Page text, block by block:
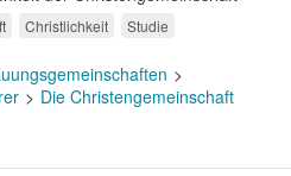
Christlichkeit Studie
Die Christengemeinschaft